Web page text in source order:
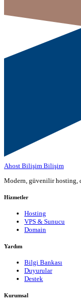
Ahost Bilişim Bilişim
Modern, güvenilir hosting,
Hizmetler
Hosting
VPS & Sunucu
Domain
Yardım
Bilgi Bankası
Duyurular
Destek
Kurumsal